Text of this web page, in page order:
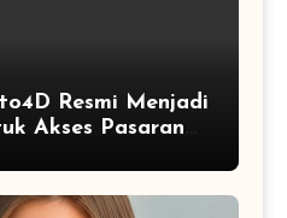
Resmi Menjadi
Akses Pasaran